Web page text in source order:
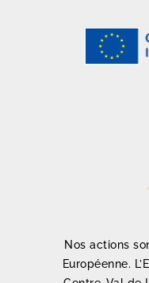
Nos actions
Européenne.